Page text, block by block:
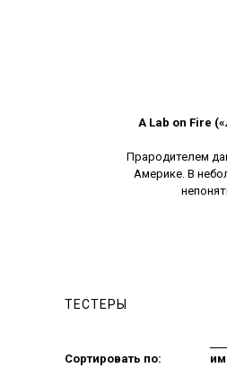
A Lab on Fire
Прародителем
Америке. В
ароматов.
ТЕСТЕРЫ
Сортировать по: